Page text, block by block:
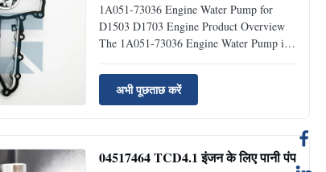
1A051-73036 Engine Water Pump for
D1503 D1703 Engine Product Overview
The 1A051-73036 Engine Water Pump is a
specifically designed for D1503 and D1703
engines, ensuring optimal cooling system
performance and engine reliability.
अभी पूछताछ करें
04517464 TCD4.1 इंजन के लिए पानी पंप